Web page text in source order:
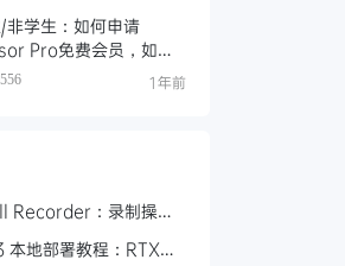
非学生：如何申请
Pro免费会员，如何
SheerID验证快速激活全
1年前
Recorder：录制操作
地部署教程：RTX